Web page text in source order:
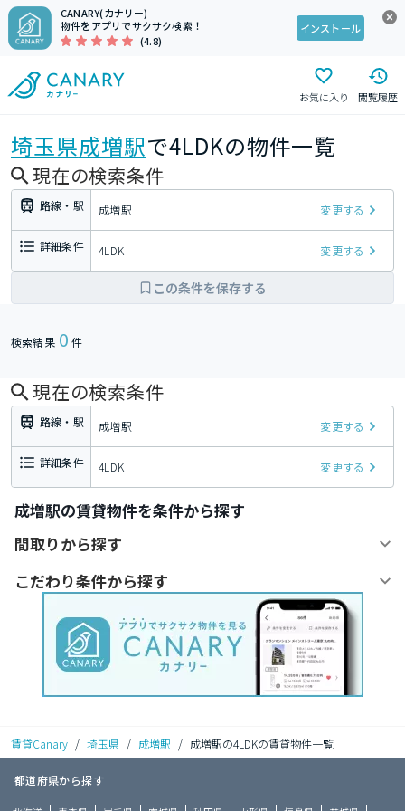
CANARY(カナリー)
物件をアプリでサクサク検索！
(4.8)
インストール
お気に入り 閲覧履歴
埼玉県成増駅で4LDKの物件一覧
現在の検索条件
路線・駅 成増駅 変更する
詳細条件 4LDK 変更する
この条件を保存する
検索結果 0 件
現在の検索条件
路線・駅 成増駅 変更する
詳細条件 4LDK 変更する
成増駅の賃貸物件を条件から探す
間取りから探す
こだわり条件から探す
賃貸Canary / 埼玉県 / 成増駅 / 成増駅の4LDKの賃貸物件一覧
都道府県から探す